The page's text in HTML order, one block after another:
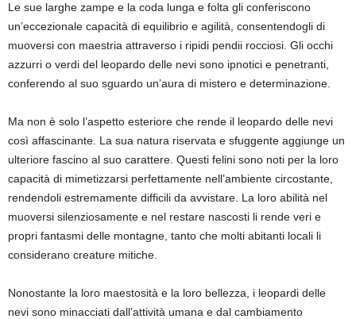
Le sue larghe zampe e la coda lunga e folta gli conferiscono
un’eccezionale capacità di equilibrio e agilità, consentendogli di
muoversi con maestria attraverso i ripidi pendii rocciosi. Gli occhi
azzurri o verdi del leopardo delle nevi sono ipnotici e penetranti,
conferendo al suo sguardo un’aura di mistero e determinazione.
Ma non è solo l’aspetto esteriore che rende il leopardo delle nevi
così affascinante. La sua natura riservata e sfuggente aggiunge un
ulteriore fascino al suo carattere. Questi felini sono noti per la loro
capacità di mimetizzarsi perfettamente nell’ambiente circostante,
rendendoli estremamente difficili da avvistare. La loro abilità nel
muoversi silenziosamente e nel restare nascosti li rende veri e
propri fantasmi delle montagne, tanto che molti abitanti locali li
considerano creature mitiche.
Nonostante la loro maestosità e la loro bellezza, i leopardi delle
nevi sono minacciati dall’attività umana e dal cambiamento